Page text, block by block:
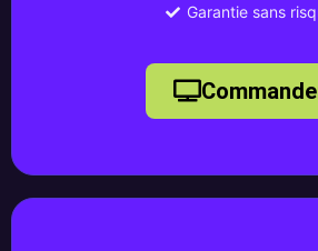
Garantie sans